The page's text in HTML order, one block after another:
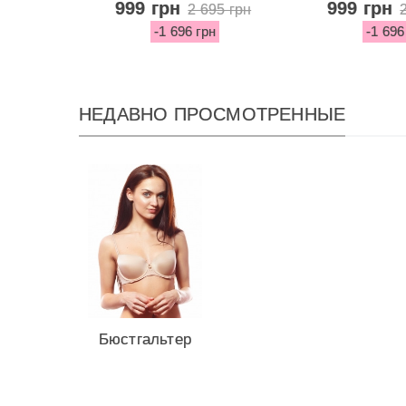
999 грн 2 695 грн
-1 696 грн
999 грн
-1 696
НЕДАВНО ПРОСМОТРЕННЫЕ
Бюстгальтер